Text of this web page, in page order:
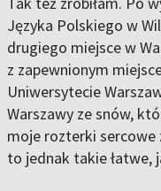
Języka Polskiego w
drugiego miejsce w
z zapewnionym
Uniwersytecie
Warszawy ze snów,
moje rozterki sercowe
to jednak takie łatwe,